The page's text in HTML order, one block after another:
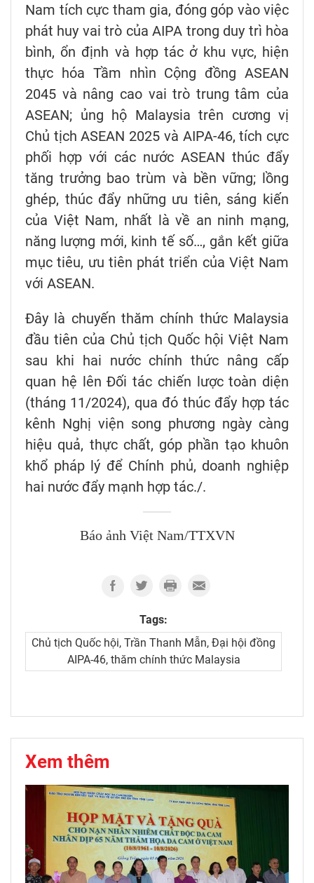
Nam tích cực tham gia, đóng góp vào việc
phát huy vai trò của AIPA trong duy trì hòa
bình, ổn định và hợp tác ở khu vực, hiện
thực hóa Tầm nhìn Cộng đồng ASEAN
2045 và nâng cao vai trò trung tâm của
ASEAN; ủng hộ Malaysia trên cương vị
Chủ tịch ASEAN 2025 và AIPA-46, tích cực
phối hợp với các nước ASEAN thúc đẩy
tăng trưởng bao trùm và bền vững; lồng
ghép, thúc đẩy những ưu tiên, sáng kiến
của Việt Nam, nhất là về an ninh mạng,
năng lượng mới, kinh tế số…, gắn kết giữa
mục tiêu, ưu tiên phát triển của Việt Nam
với ASEAN.
Đây là chuyến thăm chính thức Malaysia
đầu tiên của Chủ tịch Quốc hội Việt Nam
sau khi hai nước chính thức nâng cấp
quan hệ lên Đối tác chiến lược toàn diện
(tháng 11/2024), qua đó thúc đẩy hợp tác
kênh Nghị viện song phương ngày càng
hiệu quả, thực chất, góp phần tạo khuôn
khổ pháp lý để Chính phủ, doanh nghiệp
hai nước đẩy mạnh hợp tác./.
Báo ảnh Việt Nam/TTXVN
Tags:
Chủ tịch Quốc hội, Trần Thanh Mẫn, Đại hội đồng
AIPA-46, thăm chính thức Malaysia
Xem thêm